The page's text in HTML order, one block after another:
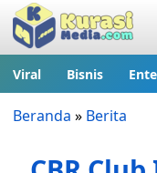
Viral Bisnis
Beranda » Berita